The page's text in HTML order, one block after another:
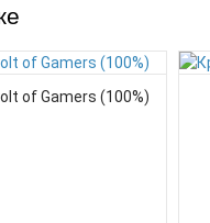
of Gamers (100%)